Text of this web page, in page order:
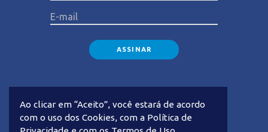
Ao clicar em “Aceito”, você estará de acordo
com o uso dos Cookies, com a Política de